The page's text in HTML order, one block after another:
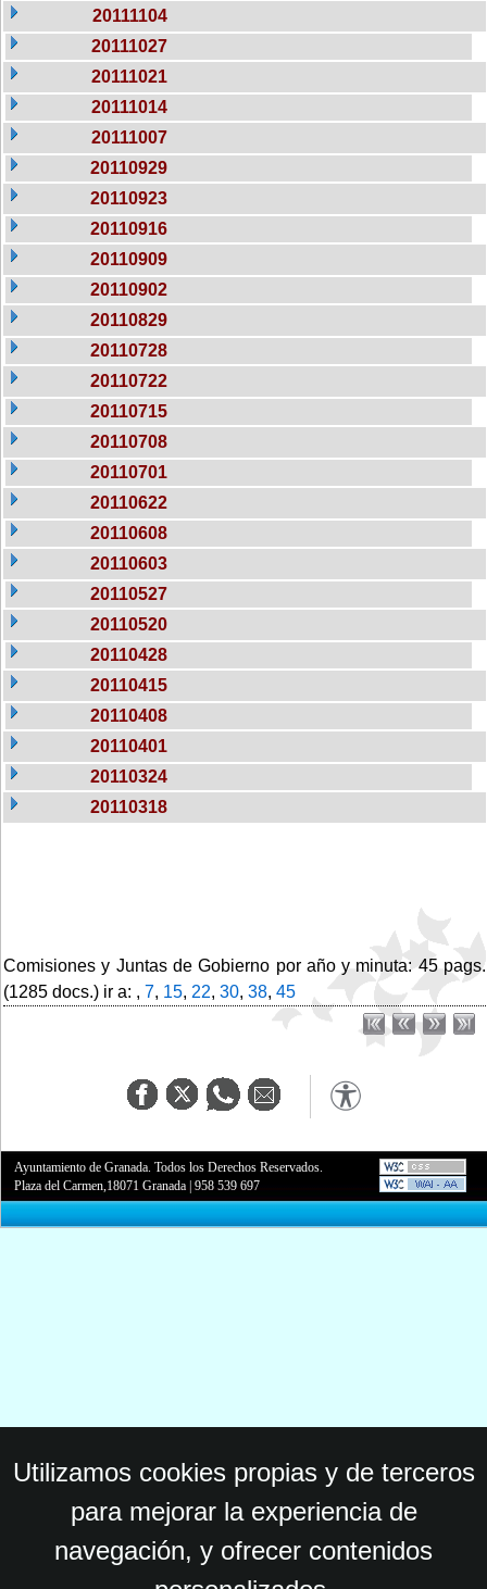
20111104
20111027
20111021
20111014
20111007
20110929
20110923
20110916
20110909
20110902
20110829
20110728
20110722
20110715
20110708
20110701
20110622
20110608
20110603
20110527
20110520
20110428
20110415
20110408
20110401
20110324
20110318
Comisiones y Juntas de Gobierno por año y minuta: 45 pags.
(1285 docs.) ir a: , 7, 15, 22, 30, 38, 45
Ayuntamiento de Granada. Todos los Derechos Reservados.
Plaza del Carmen,18071 Granada |958 539 697
Utilizamos cookies propias y de terceros
para mejorar la experiencia de
navegación, y ofrecer contenidos